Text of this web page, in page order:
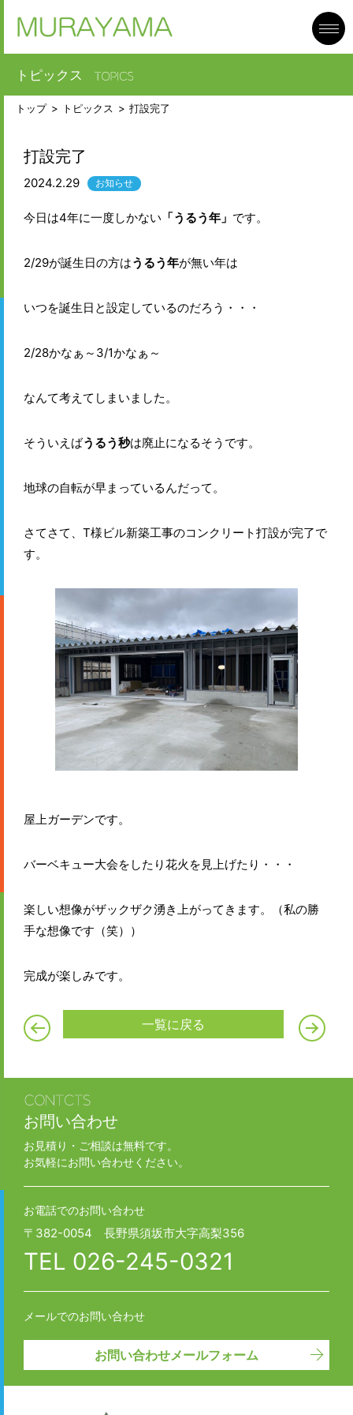
トピックス
トップ トピックス 打設完了
打設完了
2024.2.29 お知らせ
今日は4年に一度しかない 「うるう年」 です。
2/29が誕生日の方はうるう年が無い年は
いつを誕生日と設定しているのだろう・・・
2/28かなぁ～3/1かなぁ～
なんて考えてしまいました。
そういえばうるう秒は廃止になるそうです。
地球の自転が早まっているんだって。
さてさて、T様ビル新築工事のコンクリート打設が完了で
す。
屋上ガーデンです。
バーベキュー大会をしたり花火を見上げたり・・・
楽しい想像がザックザク湧き上がってきます。（私の勝
手な想像です（笑））
完成が楽しみです。
一覧に戻る
お問い合わせ
お見積り・ご相談は無料です。
お気軽にお問い合わせください。
お電話でのお問い合わせ
〒382-0054 長野県須坂市大字高梨356
TEL 026-245-0321
メールでのお問い合わせ
お問い合わせメールフォーム